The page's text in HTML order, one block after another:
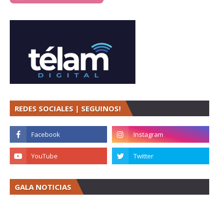
REDES SOCIALES | SEGUINOS!
GALA NOTICIAS